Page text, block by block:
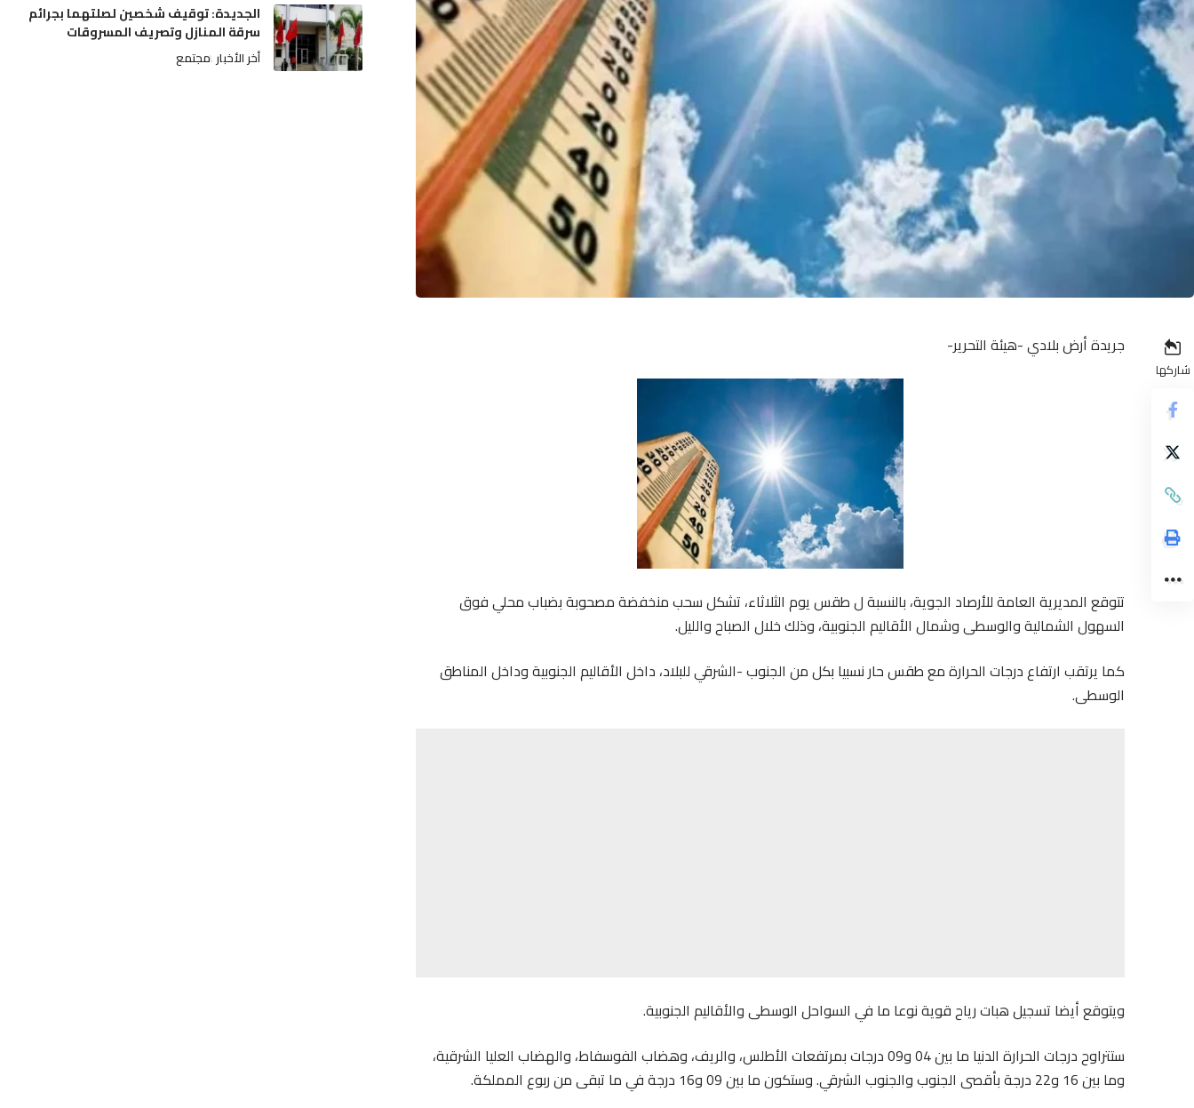
شاركها
جريدة أرض بلادي -هيئة التحرير-
تتوقع المديرية العامة للأرصاد الجوية، بالنسبة ل طقس يوم الثلاثاء، تشكل سحب منخفضة مصحوبة بضباب محلي فوق
السهول الشمالية والوسطى وشمال الأقاليم الجنوبية، وذلك خلال الصباح والليل.
كما يرتقب ارتفاع درجات الحرارة مع طقس حار نسبيا بكل من الجنوب -الشرقي للبلاد، داخل الأقاليم الجنوبية وداخل المناطق
الوسطى.
ويتوقع أيضا تسجيل هبات رياح قوية نوعا ما في السواحل الوسطى والأقاليم الجنوبية.
ستتراوح درجات الحرارة الدنيا ما بين 04 و09 درجات بمرتفعات الأطلس، والريف، وهضاب الفوسفاط، والهضاب العليا الشرقية،
وما بين 16 و22 درجة بأقصى الجنوب والجنوب الشرقي. وستكون ما بين 09 و16 درجة في ما تبقى من ربوع المملكة.
الجديدة: توقيف شخصين لصلتهما بجرائم
سرقة المنازل وتصريف المسروقات
أخر الأخبار مجتمع